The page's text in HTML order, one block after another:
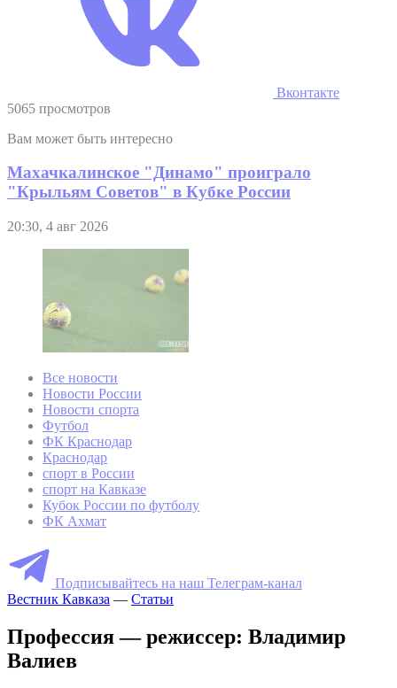
Вконтакте
5065 просмотров
Вам может быть интересно
Махачкалинское "Динамо" проиграло
"Крыльям Советов" в Кубке России
20:30, 4 авг 2026
Все новости
Новости России
Новости спорта
Футбол
ФК Краснодар
Краснодар
спорт в России
спорт на Кавказе
Кубок России по футболу
ФК Ахмат
Подписывайтесь на наш Телеграм-канал
Вестник Кавказа — Статьи
Профессия — режиссер: Владимир
Валиев